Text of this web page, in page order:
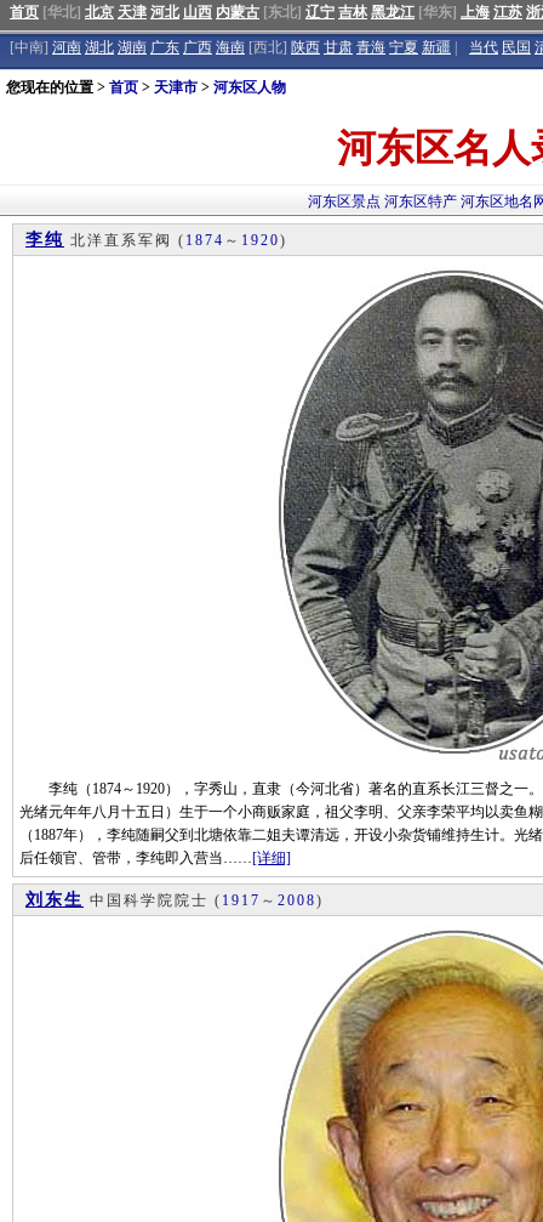
首页 [华北] 北京 天津 河北 山西 内蒙古 [东北] 辽宁 吉林 黑龙江 [华东] 上海 江苏
[中南] 河南 湖北 湖南 广东 广西 海南 [西北] 陕西 甘肃 青海 宁夏 新疆 当代 民国
您现在的位置 > 首页 > 天津市 > 河东区人物
河东区名人
河东区景点 河东区特产 河东区地名
李纯 北洋直系军阀 ( 1874 ～ 1920)
李纯（1874～1920），字秀山，直隶（今河北省）著名的直系长江三督之一
光绪元年年八月十五日）生于一个小商贩家庭，祖父李明、父亲李荣平均以卖鱼
（1887年），李纯随嗣父到北塘依靠二姐夫谭清远，开设小杂货铺维持生计。光
后任领官、管带，李纯即入营当……[详细]
刘东生 中国科学院院士 ( 1917 ～ 2008)